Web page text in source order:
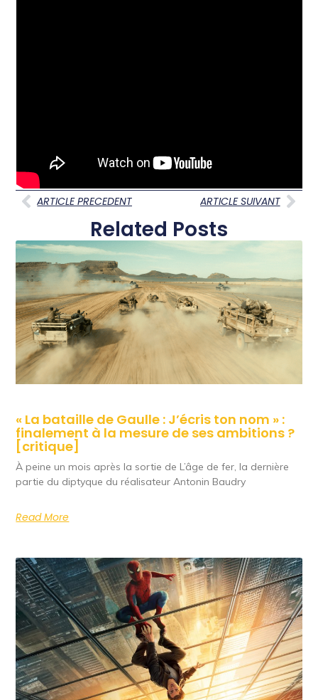
ARTICLE PRECEDENT ARTICLE SUIVANT
Related Posts
« La bataille de Gaulle : J’écris ton nom » :
finalement à la mesure de ses ambitions ?
[critique]
À peine un mois après la sortie de L’âge de fer, la dernière
partie du diptyque du réalisateur Antonin Baudry
Read More